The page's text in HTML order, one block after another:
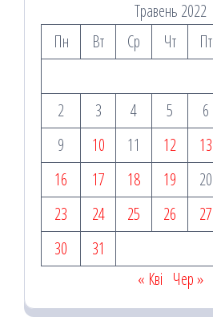
Травень 2022
Пн
Вт Ср Чт Пт
2
3 4 5 6
9
10 11 12 13
16
17 18 19 20
23
24 25 26 27
30
31
« Кві Чер »